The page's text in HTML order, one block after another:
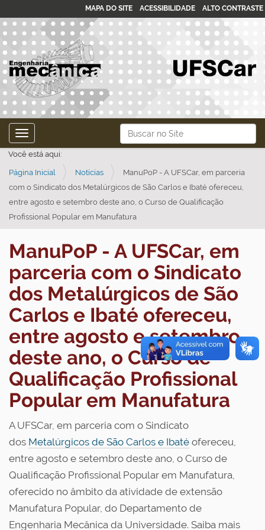
Busca
Busca Avançada…
MAPA DO SITE ACESSIBILIDADE ALTO CONTRASTE
Toggle navigation
Você está aqui:
Página Inicial Notícias
ManuPoP - A UFSCar, em parceria
com o Sindicato dos Metalúrgicos de São Carlos e Ibaté ofereceu,
entre agosto e setembro deste ano, o Curso de Qualificação
Profissional Popular em Manufatura
ManuPoP - A UFSCar, em
parceria com o Sindicato
dos Metalúrgicos de São
Carlos e Ibaté ofereceu,
entre agosto e setembro
deste ano, o Curso de
Qualificação Profissional
Popular em Manufatura
A UFSCar, em parceria com o Sindicato
dos Metalúrgicos de São Carlos e Ibaté ofereceu,
entre agosto e setembro deste ano, o Curso de
Qualificação Profissional Popular em Manufatura,
oferecido no âmbito da atividade de extensão
Manufatura Popular, do Departamento de
Engenharia Mecânica da Universidade. Saiba mais